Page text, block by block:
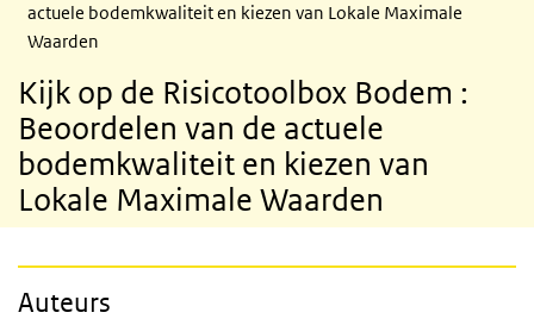
actuele bodemkwaliteit en kiezen van Lokale Maximale
Waarden
Kijk op de Risicotoolbox Bodem :
Beoordelen van de actuele
bodemkwaliteit en kiezen van
Lokale Maximale Waarden
Auteurs